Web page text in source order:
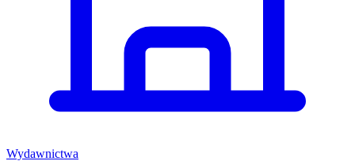
Wydawnictwa